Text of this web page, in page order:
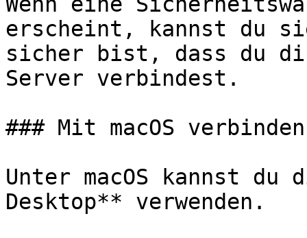
erscheint, kannst du
sicher bist, dass du
Server verbindest.
### Mit macOS verbinden
Unter macOS kannst du
Desktop** verwenden.